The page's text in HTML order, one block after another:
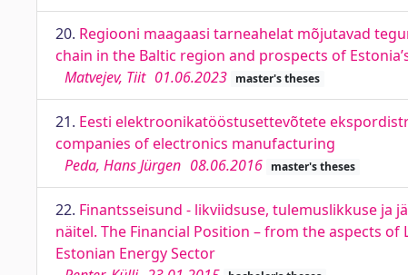
20. Regiooni maagaasi tarneahelat mõjutavad
chain in the Baltic region and prospects of
Matvejev, Tiit 01.06.2023 master's theses
21. Eesti elektroonikatööstusettevõtete
companies of electronics manufacturing
Peda, Hans Jürgen 08.06.2016 master's theses
22. Finantsseisund - likviidsuse, tulemuslikkuse ja
näitel. The Financial Position – from the aspects
Estonian Energy Sector